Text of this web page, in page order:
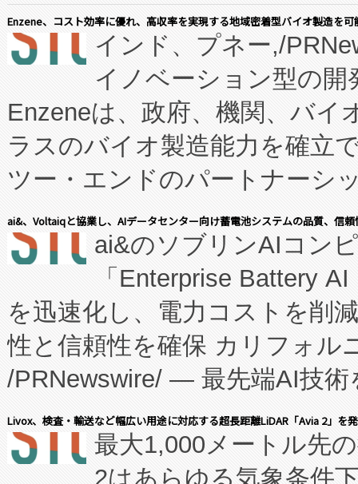
Enzene、コスト効率に優れ、高収率を実現する地域密着型バイオ製造を
インド、プネー,/
イノベーション型の
Enzeneは、政府、機関、バイ
ラスのバイオ製造能力を確立
ツー・エンドのパートナーシ
表しました。 同社の実績ある
manufacturing™ (FCCM™) プ
たNeXは、バイオ医薬品製造
従来のフェッドバッチ施設の
に、患者やサプライチェーン
キー方式で拡張性が高く、持
す。FCCM‑を活用した現地生
患者にとっての費用負担を大
ai&、Voltaiqと協業し、AIデータセンター向け蓄電池システムの品質、信
ai&のソブリンAIコン
「Enterprise Battery
を迅速化し、電力コストを削
性と信頼性を確保 カリフォル
/PRNewswire/ — 最先端AI技術
会社エーアイ・アンド：本社
President原信平）と、エンタ
Livox、検査・輸送など幅広い用途に対応する超長距離LiDAR「Avia 2」を
最大1,000メートル先
2はあらゆる気象条件